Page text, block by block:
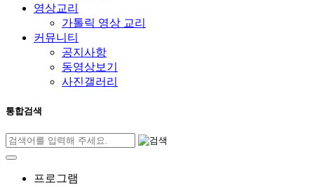
영상교리
가톨릭 영상 교리
커뮤니티
공지사항
동영상보기
사진갤러리
통합검색
프로그램